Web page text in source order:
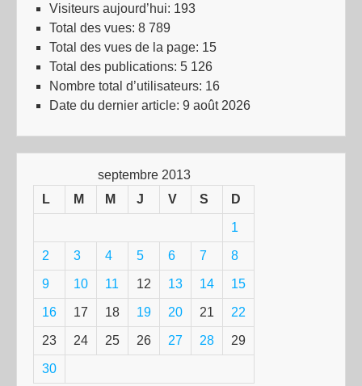
Visiteurs aujourd’hui: 193
Total des vues: 8 789
Total des vues de la page: 15
Total des publications: 5 126
Nombre total d’utilisateurs: 16
Date du dernier article: 9 août 2026
septembre 2013
L
M M J V S D
1
2 3 4 5 6 7 8
9 10 11 12 13 14 15
16 17 18 19 20 21 22
23 24 25 26 27 28 29
30